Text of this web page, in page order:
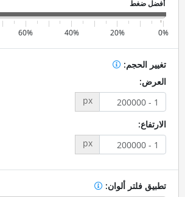
0%
20%
40%
60%
تغيير الحجم:
العرض:
px
الارتفاع:
px
تطبيق فلتر ألوان: